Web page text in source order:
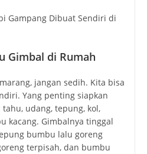
Gimbal di Rumah
jangan sedih. Kita bisa
Yang penting siapkan
udang, tepung, kol,
kacang. Gimbalnya tinggal
bumbu lalu goreng
terpisah, dan bumbu